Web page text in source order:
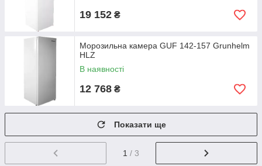
19 152 ₴
Морозильна камера GUF 142-157 Grunhelm
HLZ
В наявності
12 768 ₴
Показати ще
1 / 3